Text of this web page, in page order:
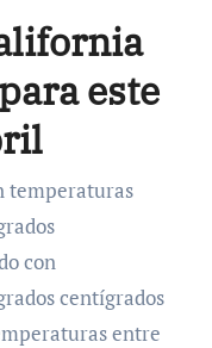
este
temperaturas
con
centígrados
entre